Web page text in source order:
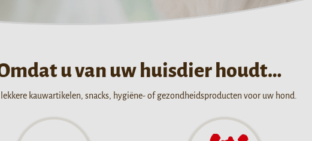
u van uw huisdier houdt…
kauwartikelen, snacks, hygiëne- of gezondheidsproducten voor uw hond.